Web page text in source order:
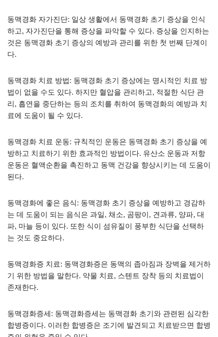
동맥경화 자가진단: 일상 생활에서 동맥경화 초기 증상을 인식
하고, 자가진단을 통해 증상을 파악할 수 있다. 증상을 인지하는
것은 동맥경화 초기 증상의 예방과 관리를 위한 첫 번째 단계이
다.
동맥경화 치료 방법: 동맥경화 초기 증상에는 명시적인 치료 방
법이 없을 수도 있다. 하지만 혈압을 관리하고, 적절한 식단 관
리, 흡연을 중단하는 등의 조치를 취하여 동맥경화의 예방과 치
료에 도움이 될 수 있다.
동맥경화 치료 운동: 규칙적인 운동은 동맥경화 초기 증상을 예
방하고 치료하기 위한 효과적인 방법이다. 유산소 운동과 저항
운동은 혈액순환을 촉진하고 동맥 건강을 향상시키는 데 도움이
된다.
동맥경화에 좋은 음식: 동맥경화 초기 증상을 예방하고 경감하
는 데 도움이 되는 음식은 과일, 채소, 곰팡이, 견과류, 양파, 대
파, 마늘 등이 있다. 또한 식이 섬유질이 풍부한 식단을 선택하
는 것도 중요하다.
동맥경화증 치료: 동맥경화증은 동맥의 좁아짐과 장벽을 제거하
기 위한 방법을 말한다. 약물 치료, 스텐트 장착 등의 치료법이
존재한다.
동맥경화증세: 동맥경화증세는 동맥경화 초기와 관련된 심각한
합병증이다. 이러한 합병증은 조기에 발견되고 치료받으면 합병